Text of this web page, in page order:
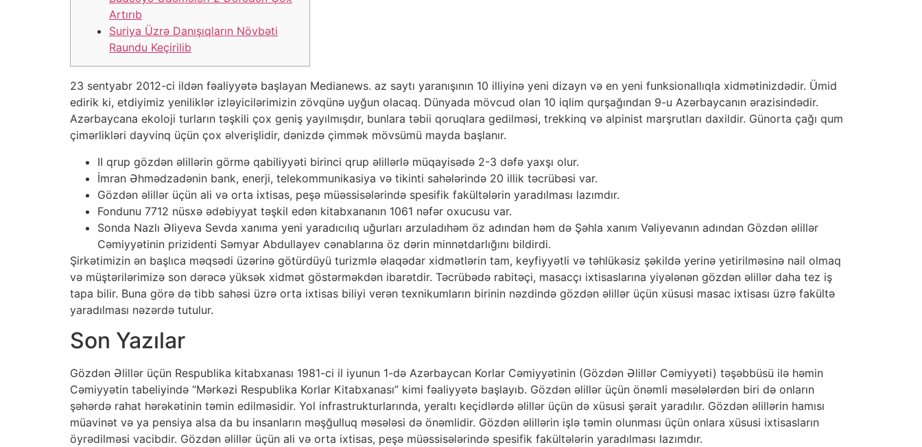
Artırıb
Suriya Üzrə Danışıqların Növbəti
Raundu Keçirilib
23 sentyabr 2012-ci ildən fəaliyyətə başlayan Medianews. az saytı yaranışının 10 illiyinə yeni dizayn və en yeni funksionallıqla xidmətinizdədir. Ümid
edirik ki, etdiyimiz yeniliklər izləyicilərimizin zövqünə uyğun olacaq. Dünyada mövcud olan 10 iqlim qurşağından 9-u Azərbaycanın ərazisindədir.
Azərbaycana ekoloji turların təşkili çox geniş yayılmışdır, bunlara təbii qoruqlara gedilməsi, trekkinq və alpinist marşrutları daxildir. Günorta çağı qum
çimərlikləri dayvinq üçün çox əlverişlidir, dənizdə çimmək mövsümü mayda başlanır.
II qrup gözdən əlillərin görmə qabiliyyəti birinci qrup əlillərlə müqayisədə 2-3 dəfə yaxşı olur.
İmran Əhmədzadənin bank, enerji, telekommunikasiya və tikinti sahələrində 20 illik təcrübəsi var.
Gözdən əlillər üçün ali və orta ixtisas, peşə müəssisələrində spesifik fakültələrin yaradılması lazımdır.
Fondunu 7712 nüsxə ədəbiyyat təşkil edən kitabxananın 1061 nəfər oxucusu var.
Sonda Nazlı Əliyeva Sevda xanıma yeni yaradıcılıq uğurları arzuladıhəm öz adından həm də Şəhla xanım Vəliyevanın adından Gözdən əlillər
Cəmiyyətinin prizidenti Səmyar Abdullayev cənablarına öz dərin minnətdarlığını bildirdi.
Şirkətimizin ən başlıca məqsədi üzərinə götürdüyü turizmlə əlaqədar xidmətlərin tam, keyfiyyətli və təhlükəsiz şəkildə yerinə yetirilməsinə nail olmaq
və müştərilərimizə son dərəcə yüksək xidmət göstərməkdən ibarətdir. Təcrübədə rabitəçi, masacçı ixtisaslarına yiyələnən gözdən əlillər daha tez iş
tapa bilir. Buna görə də tibb sahəsi üzrə orta ixtisas biliyi verən texnikumların birinin nəzdində gözdən əlillər üçün xüsusi masac ixtisası üzrə fakültə
yaradılması nəzərdə tutulur.
Son Yazılar
Gözdən Əlillər üçün Respublika kitabxanası 1981-ci il iyunun 1-də Azərbaycan Korlar Cəmiyyətinin (Gözdən Əlillər Cəmiyyəti) təşəbbüsü ilə həmin
Cəmiyyətin tabeliyində “Mərkəzi Respublika Korlar Kitabxanası” kimi fəaliyyətə başlayıb. Gözdən əlillər üçün önəmli məsələlərdən biri də onların
şəhərdə rahat hərəkətinin təmin edilməsidir. Yol infrastrukturlarında, yeraltı keçidlərdə əlillər üçün də xüsusi şərait yaradılır. Gözdən əlillərin hamısı
müavinət və ya pensiya alsa da bu insanların məşğulluq məsələsi də önəmlidir. Gözdən əlillərin işlə təmin olunması üçün onlara xüsusi ixtisasların
öyrədilməsi vacibdir. Gözdən əlillər üçün ali və orta ixtisas, peşə müəssisələrində spesifik fakültələrin yaradılması lazımdır.